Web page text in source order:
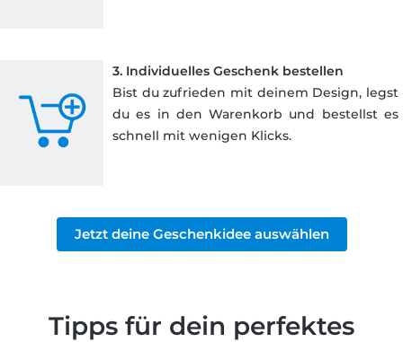
3. Individuelles Geschenk bestellen
Bist du zufrieden mit deinem Design, legst
du es in den Warenkorb und bestellst es
schnell mit wenigen Klicks.
Jetzt deine Geschenkidee auswählen
Tipps für dein perfektes